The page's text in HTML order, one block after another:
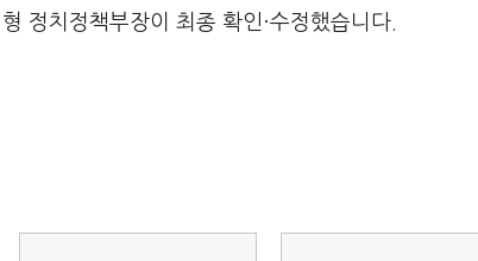
정치정책부장이 최종 확인·수정했습니다.